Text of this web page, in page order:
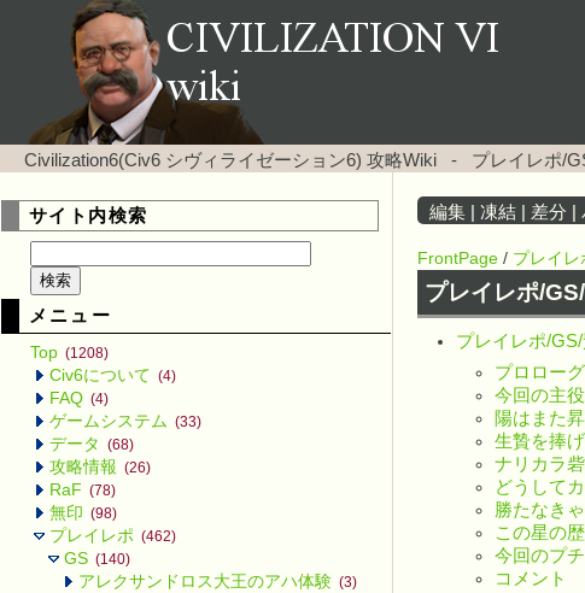
Civilization6(Civ6 シヴィライゼーション6) 攻略Wiki - プレイレポ/
サイト内検索
メニュー
Top (1208)
Civ6について (4)
FAQ (4)
ゲームシステム (33)
データ (68)
攻略情報 (26)
RaF (78)
無印 (98)
プレイレポ (462)
GS (140)
アレクサンドロス大王のアハ体験 (3)
編集 凍結 差分
FrontPage / プレイレ
プレイレポ/
プレイレポ/
プロローグ
今回の主役
陽はまた
生贄を捧
ナリカラ
どうして
勝たなきゃ
この星の
今回のプ
コメント